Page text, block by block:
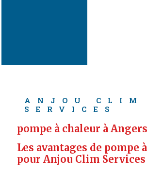
ANJOU CLIM
SERVICES
pompe à chaleur à Angers
Les avantages de pompe
pour Anjou Clim